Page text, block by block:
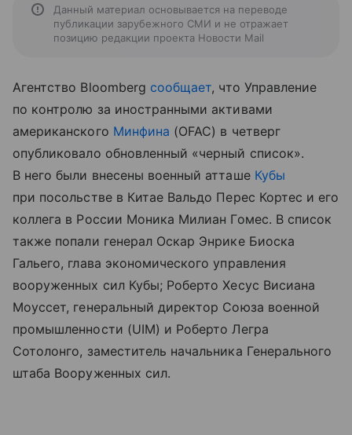
Данный материал основывается на переводе
публикации зарубежного СМИ и не отражает
позицию редакции проекта Новости Mail
Агентство Bloomberg сообщает, что Управление
по контролю за иностранными активами
американского Минфина (OFAC) в четверг
опубликовало обновленный «черный список».
В него были внесены военный атташе Кубы
при посольстве в Китае Вальдо Перес Кортес и его
коллега в России Моника Милиан Гомес. В список
также попали генерал Оскар Энрике Биоска
Гальего, глава экономического управления
вооруженных сил Кубы; Роберто Хесус Висиана
Моуссет, генеральный директор Союза военной
промышленности (UIM) и Роберто Легра
Сотолонго, заместитель начальника Генерального
штаба Вооруженных сил.